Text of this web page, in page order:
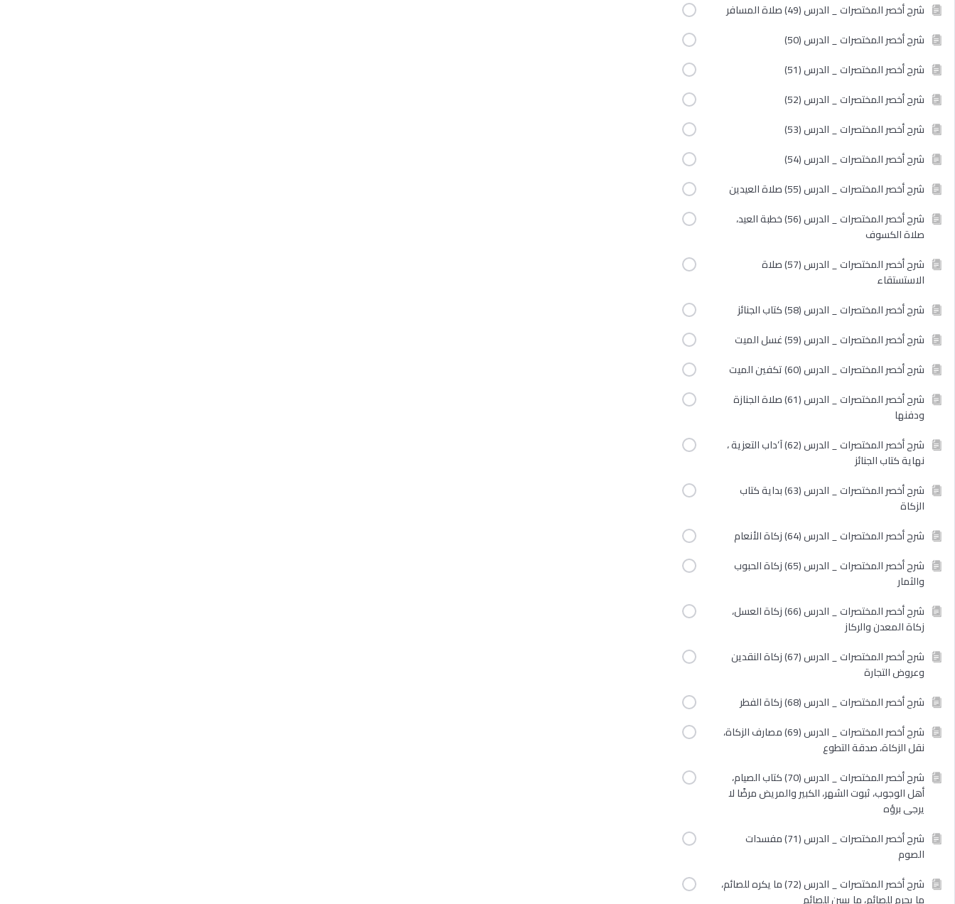
شرح أخصر المختصرات _ الدرس (49) صلاة المسافر
شرح أخصر المختصرات _ الدرس (50)
شرح أخصر المختصرات _ الدرس (51)
شرح أخصر المختصرات _ الدرس (52)
شرح أخصر المختصرات _ الدرس (53)
شرح أخصر المختصرات _ الدرس (54)
شرح أخصر المختصرات _ الدرس (55) صلاة العيدين
شرح أخصر المختصرات _ الدرس (56) خطبة العيد،
صلاة الكسوف
شرح أخصر المختصرات _ الدرس (57) صلاة
الاستستقاء
شرح أخصر المختصرات _ الدرس (58) كتاب الجنائز
شرح أخصر المختصرات _ الدرس (59) غسل الميت
شرح أخصر المختصرات _ الدرس (60) تكفين الميت
شرح أخصر المختصرات _ الدرس (61) صلاة الجنازة
ودفنها
شرح أخصر المختصرات _ الدرس (62) آ’داب التعزية ،
نهاية كتاب الجنائز
شرح أخصر المختصرات _ الدرس (63) بداية كتاب
الزكاة
شرح أخصر المختصرات _ الدرس (64) زكاة الأنعام
شرح أخصر المختصرات _ الدرس (65) زكاة الحبوب
والثمار
شرح أخصر المختصرات _ الدرس (66) زكاة العسل،
زكاة المعدن والركاز
شرح أخصر المختصرات _ الدرس (67) زكاة النقدين
وعروض التجارة
شرح أخصر المختصرات _ الدرس (68) زكاة الفطر
شرح أخصر المختصرات _ الدرس (69) مصارف الزكاة،
نقل الزكاة، صدقة التطوع
شرح أخصر المختصرات _ الدرس (70) كتاب الصيام،
أهل الوجوب، ثبوت الشهر، الكبير والمريض مرضًا لا
يرجى برؤه
شرح أخصر المختصرات _ الدرس (71) مفسدات
الصوم
شرح أخصر المختصرات _ الدرس (72) ما يكره للصائم،
ما يحرم للصائم، ما يسن للصائم